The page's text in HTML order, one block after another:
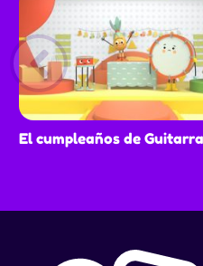
El cumpleaños de Guitarra